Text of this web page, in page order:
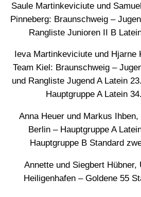
Saule Martinkeviciute und
Pinneberg: Braunschweig –
Rangliste Junioren II B
Ieva Martinkeviciute und Hjarne
Team Kiel: Braunschweig –
und Rangliste Jugend A Latein
Hauptgruppe A Latein
Anna Heuer und Markus
Berlin – Hauptgruppe A
Hauptgruppe B Standard
Annette und Siegbert Hübner,
Heiligenhafen – Goldene 55